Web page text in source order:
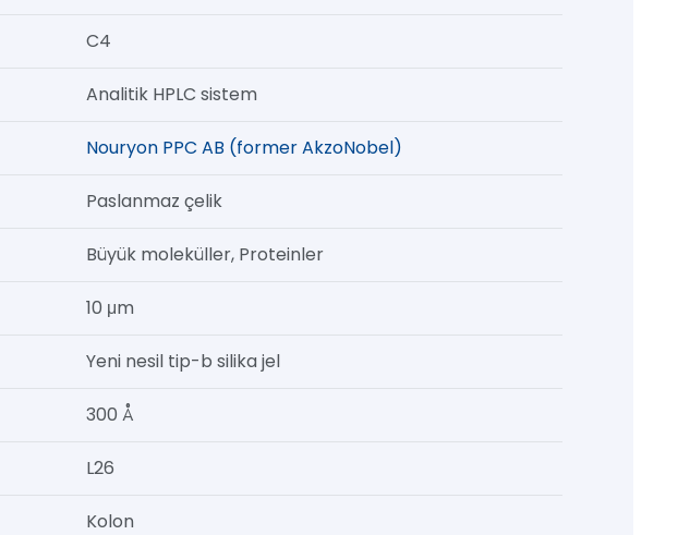
C4
Analitik HPLC sistem
Nouryon PPC AB (former AkzoNobel)
Paslanmaz çelik
Büyük moleküller, Proteinler
10 μm
Yeni nesil tip-b silika jel
300 Å
L26
Kolon